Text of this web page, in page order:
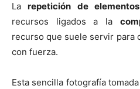
Larepetición de elementos
recursos ligados a la
recurso que suele servir para
con fuerza.
Esta sencilla fotografía